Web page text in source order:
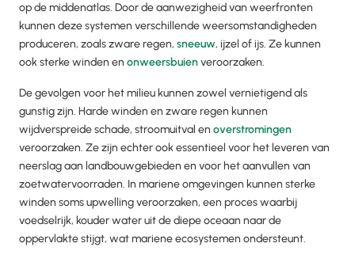
op de middenatlas. Door de aanwezigheid van weerfronten
kunnen deze systemen verschillende weersomstandigheden
produceren, zoals zware regen, sneeuw, ijzel of ijs. Ze kunnen
ook sterke winden en onweersbuienveroorzaken.
De gevolgen voor het milieu kunnen zowel vernietigend als
gunstig zijn. Harde winden en zware regen kunnen
wijdverspreide schade, stroomuitval en overstromingen
veroorzaken. Ze zijn echter ook essentieel voor het leveren van
neerslag aan landbouwgebieden en voor het aanvullen van
zoetwatervoorraden. In mariene omgevingen kunnen sterke
winden soms upwelling veroorzaken, een proces waarbij
voedselrijk, kouder water uit de diepe oceaan naar de
oppervlakte stijgt, wat mariene ecosystemen ondersteunt.